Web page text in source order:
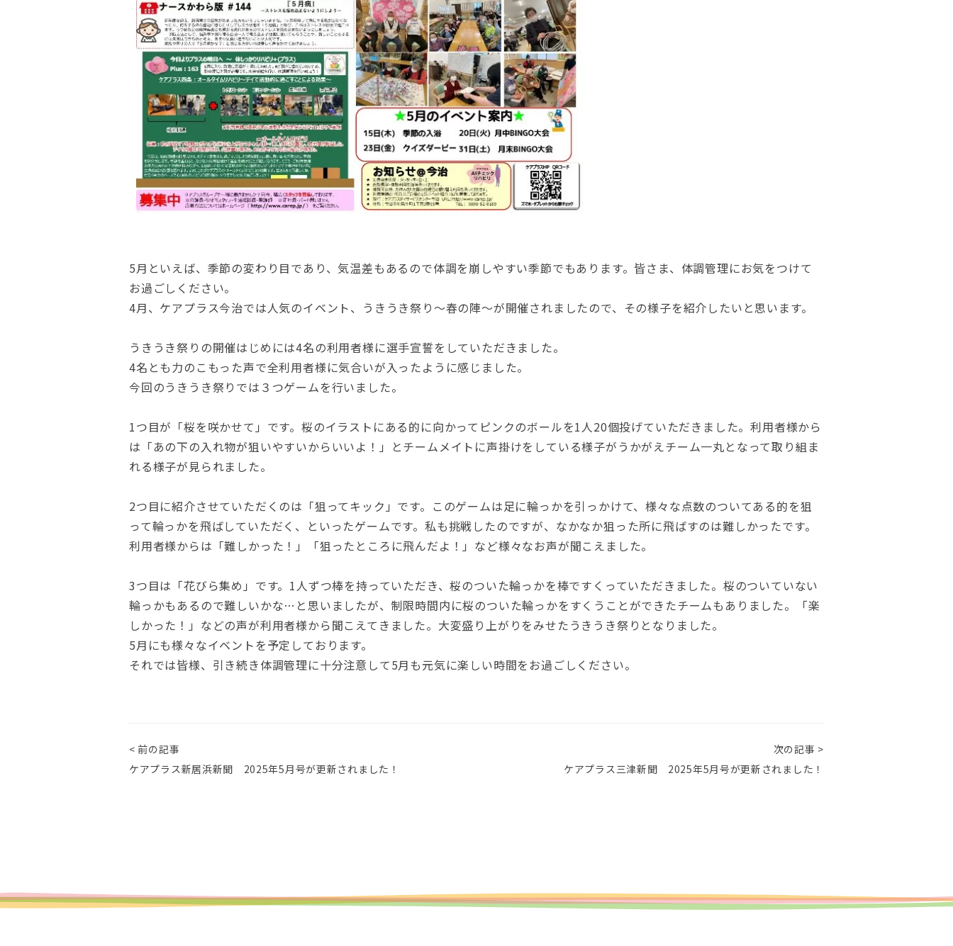
5月といえば、季節の変わり目であり、気温差もあるので体調を崩しやすい季節でもあります。皆さま、体調管理にお気をつけて
お過ごしください。
4月、ケアプラス今治では人気のイベント、うきうき祭り～春の陣～が開催されましたので、その様子を紹介したいと思います。
うきうき祭りの開催はじめには4名の利用者様に選手宣誓をしていただきました。
4名とも力のこもった声で全利用者様に気合いが入ったように感じました。
今回のうきうき祭りでは３つゲームを行いました。
1つ目が「桜を咲かせて」です。桜のイラストにある的に向かってピンクのボールを1人20個投げていただきました。利用者様から
は「あの下の入れ物が狙いやすいからいいよ！」とチームメイトに声掛けをしている様子がうかがえチーム一丸となって取り組ま
れる様子が見られました。
2つ目に紹介させていただくのは「狙ってキック」です。このゲームは足に輪っかを引っかけて、様々な点数のついてある的を狙
って輪っかを飛ばしていただく、といったゲームです。私も挑戦したのですが、なかなか狙った所に飛ばすのは難しかったです。
利用者様からは「難しかった！」「狙ったところに飛んだよ！」など様々なお声が聞こえました。
3つ目は「花びら集め」です。1人ずつ棒を持っていただき、桜のついた輪っかを棒ですくっていただきました。桜のついていない
輪っかもあるので難しいかな…と思いましたが、制限時間内に桜のついた輪っかをすくうことができたチームもありました。「楽
しかった！」などの声が利用者様から聞こえてきました。大変盛り上がりをみせたうきうき祭りとなりました。
5月にも様々なイベントを予定しております。
それでは皆様、引き続き体調管理に十分注意して5月も元気に楽しい時間をお過ごしください。
< 前の記事
ケアプラス新居浜新聞 2025年5月号が更新されました！
次の記事 >
ケアプラス三津新聞 2025年5月号が更新されました！